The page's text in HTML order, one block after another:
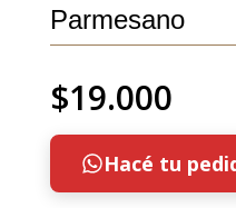
Parmesano
$19.000
Hacé tu